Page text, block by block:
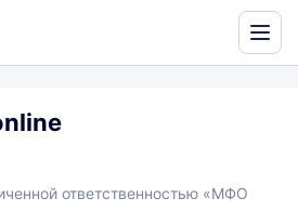
ответственностью «МФО